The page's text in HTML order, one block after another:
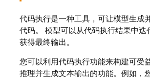
代码执行是一种工具，可让模型生成
代码。 模型可以从代码执行结果中迭
获得最终输出。
您可以利用代码执行功能来构建可受
推理并生成文本输出的功能。例如，